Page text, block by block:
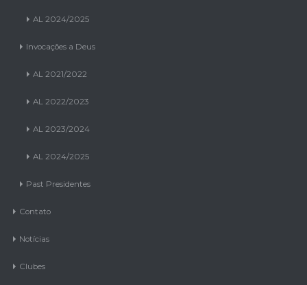
Invocações a Deus
AL 2021/2022
AL 2022/2023
AL 2023/2024
AL 2024/2025
Past Presidentes
Contato
Notícias
Clubes
Clubes do Distrito LEO D-7